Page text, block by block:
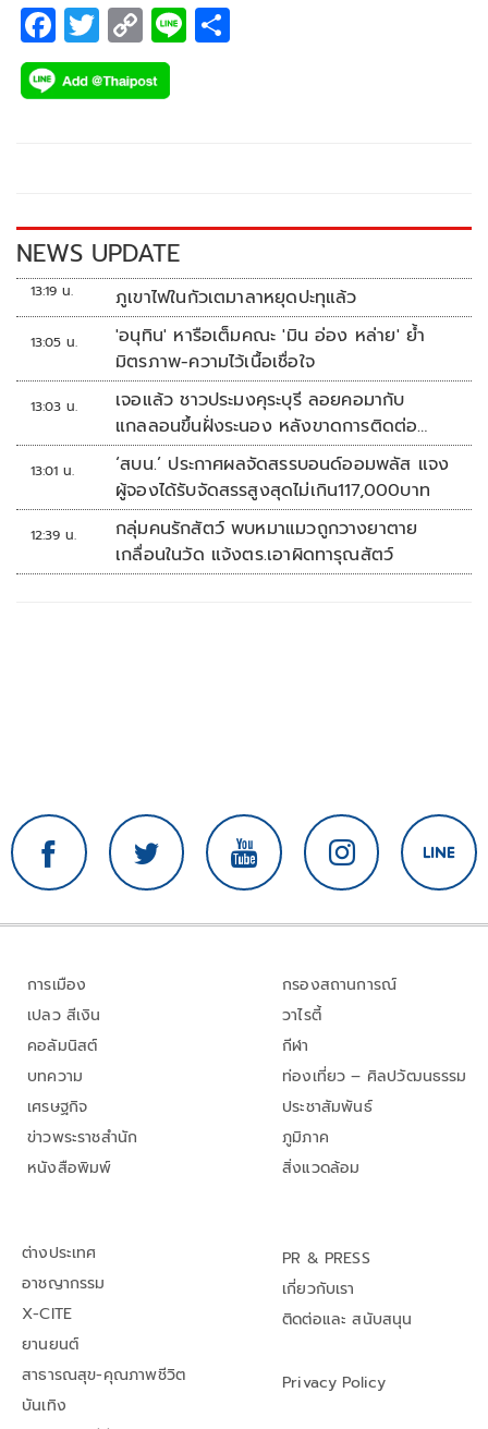
F
ac
e
k
T
wi
tt
C
o
p
k
Li
NEWS UPDATE
13:19 น. ภูเขาไฟในกัวเตมาลาหยุดปะทุแล้ว
13:05 น.
'อนุทิน' หารือเต็มคณะ 'มิน อ่อง หล่าย' ย้ำ
มิตรภาพ-ความไว้เนื้อเชื่อใจ
13:03 น.
เจอแล้ว ชาวประมงคุระบุรี ลอยคอมากับ
แกลลอนขึ้นฝั่งระนอง หลังขาดการติดต่อ
หลายวัน
13:01 น.
‘สบน.’ ประกาศผลจัดสรรบอนด์ออมพลัส แจง
ผู้จองได้รับจัดสรรสูงสุดไม่เกิน117,000บาท
12:39 น.
กลุ่มคนรักสัตว์ พบหมาแมวถูกวางยาตาย
เกลื่อนในวัด แจ้งตร.เอาผิดทารุณสัตว์
การเมือง
เปลว สีเงิน
คอลัมนิสต์
บทความ
เศรษฐกิจ
ข่าวพระราชสำนัก
หนังสือพิมพ์
กรองสถานการณ์
วาไรตี้
กีฬา
ท่องเที่ยว – ศิลปวัฒนธรรม
ประชาสัมพันธ์
ภูมิภาค
สิ่งแวดล้อม
ต่างประเทศ
อาชญากรรม
X-CITE
ยานยนต์
สาธารณสุข-คุณภาพชีวิต
บันเทิง
PR & PRESS
เกี่ยวกับเรา
ติดต่อและ สนับสนุน
Privacy Policy